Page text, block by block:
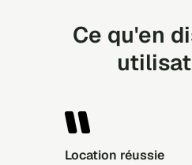
Ce qu'en
location réussie